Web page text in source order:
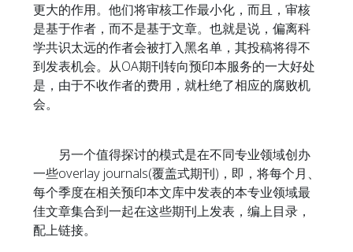
更大的作用。他们将审核工作最小化，而且，审核
是基于作者，而不是基于文章。也就是说，偏离科
学共识太远的作者会被打入黑名单，其投稿将得不
到发表机会。从OA期刊转向预印本服务的一大好处
是，由于不收作者的费用，就杜绝了相应的腐败机
会。
另一个值得探讨的模式是在不同专业领域创办
一些overlay journals(覆盖式期刊)，即，将每个月、
每个季度在相关预印本文库中发表的本专业领域最
佳文章集合到一起在这些期刊上发表，编上目录，
配上链接。